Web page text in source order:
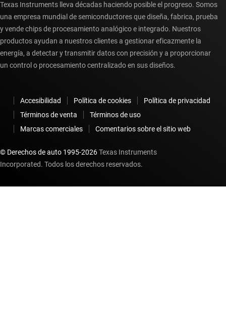
Texas Instruments lleva décadas haciendo posible el progreso. Somos
una empresa mundial de semiconductores que diseña, fabrica, prueba
y vende chips de procesamiento analógico e integrado. Nuestros
productos ayudan a nuestros clientes a gestionar eficazmente la
energía, a detectar y transmitir datos con precisión y a proporcionar
un control o procesamiento centralizado en sus diseños.
Accesibilidad Política de cookies
Política de privacidad
Términos de venta
Términos de uso
Marcas comerciales
Comentarios sobre el sitio web
© Derechos de auto 1995-2026Texas Instruments
Incorporated. Todos los derechos reservados.